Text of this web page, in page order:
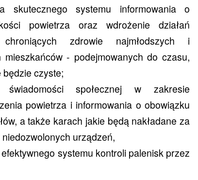
skutecznego systemu informowania o
powietrza oraz wdrożenie działań
zdrowie najmłodszych i
mieszkańców - podejmowanych do czasu,
czyste;
społecznej w zakresie
powietrza i informowania o obowiązku
a także karach jakie będą nakładane za
urządzeń,
systemu kontroli palenisk przez